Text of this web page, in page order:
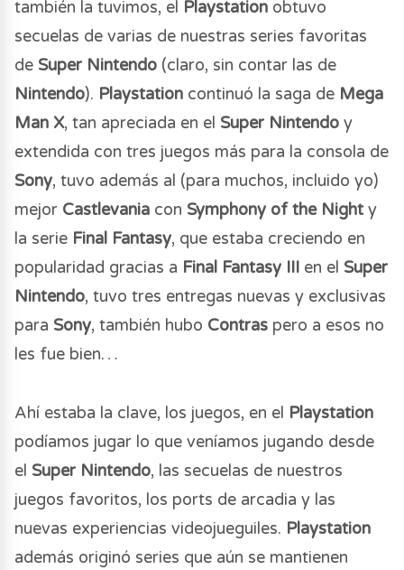
también la tuvimos, el Playstation obtuvo
secuelas de varias de nuestras series favoritas
de Super Nintendo (claro, sin contar las de
Nintendo). Playstation continuó la saga de Mega
Man X, tan apreciada en el Super Nintendo y
extendida con tres juegos más para la consola de
Sony, tuvo además al (para muchos, incluido yo)
mejor Castlevania con Symphony of the Nighty
la serie Final Fantasy, que estaba creciendo en
popularidad gracias a Final Fantasy III en el Super
Nintendo, tuvo tres entregas nuevas y exclusivas
para Sony, también hubo Contras pero a esos no
les fue bien…
Ahí estaba la clave, los juegos, en el Playstation
podíamos jugar lo que veníamos jugando desde
el Super Nintendo, las secuelas de nuestros
juegos favoritos, los ports de arcadia y las
nuevas experiencias videojueguiles. Playstation
además originó series que aún se mantienen